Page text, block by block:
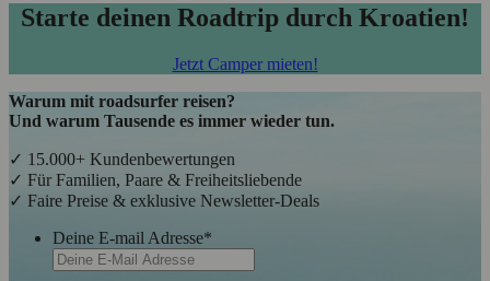
Starte deinen Roadtrip durch Kroatien!
Jetzt Camper mieten!
Warum mit roadsurfer reisen?
Und warum Tausende es immer wieder tun.
✓ 15.000+ Kundenbewertungen
✓ Für Familien, Paare & Freiheitsliebende
✓ Faire Preise & exklusive Newsletter-Deals
Deine E-mail Adresse*